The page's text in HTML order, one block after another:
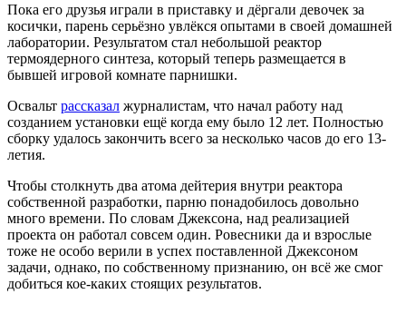
Пока его друзья играли в приставку и дёргали девочек за
косички, парень серьёзно увлёкся опытами в своей домашней
лаборатории. Результатом стал небольшой реактор
термоядерного синтеза, который теперь размещается в
бывшей игровой комнате парнишки.
Освальт рассказал журналистам, что начал работу над
созданием установки ещё когда ему было 12 лет. Полностью
сборку удалось закончить всего за несколько часов до его 13-
летия.
Чтобы столкнуть два атома дейтерия внутри реактора
собственной разработки, парню понадобилось довольно
много времени. По словам Джексона, над реализацией
проекта он работал совсем один. Ровесники да и взрослые
тоже не особо верили в успех поставленной Джексоном
задачи, однако, по собственному признанию, он всё же смог
добиться кое-каких стоящих результатов.